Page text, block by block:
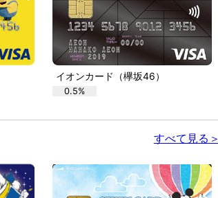
イオンカード（欅坂46）
0.5%
すべて見る＞